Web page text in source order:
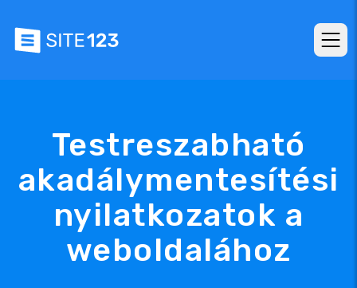
Testreszabható
akadálymentesítési
nyilatkozatok a
weboldalához